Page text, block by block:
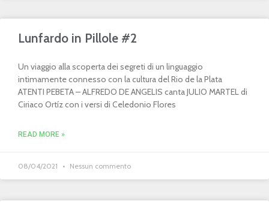
Lunfardo in Pillole #2
Un viaggio alla scoperta dei segreti di un linguaggio
intimamente connesso con la cultura del Rio de la Plata
ATENTI PEBETA – ALFREDO DE ANGELIS canta JULIO MARTEL di
Ciriaco Ortíz con i versi di Celedonio Flores
READ MORE »
08/04/2021 Nessun commento